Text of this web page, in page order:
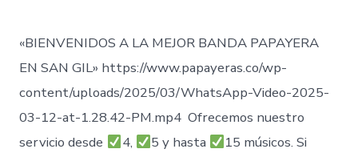
«BIENVENIDOS A LA MEJOR BANDA PAPAYERA
EN SAN GIL» https://www.papayeras.co/wp-
content/uploads/2025/03/WhatsApp-Video-2025-
03-12-at-1.28.42-PM.mp4 Ofrecemos nuestro
servicio desde
4, 5 y hasta
15 músicos. Si